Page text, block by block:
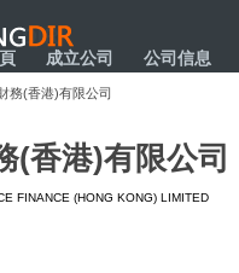
成立公司 公司信息
務(香港)有限公司
(香港)有限公司
FINANCE (HONG KONG) LIMITED